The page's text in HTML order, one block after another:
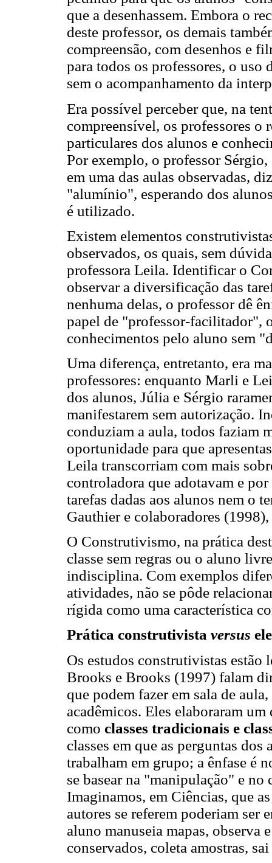
que a desenhassem. Embora o
deste professor, os demais
compreensão, com desenhos e
para todos os professores, o uso
sem o acompanhamento da
Era possível perceber que, na
compreensível, os professores o
particulares dos alunos e
Por exemplo, o professor
em uma das aulas observadas,
"alumínio", esperando dos
é utilizado.
Existem elementos
observados, os quais, sem
professora Leila. Identificar o
observar a diversificação das
nenhuma delas, o professor dê
papel de "professor-facilitador",
conhecimentos pelo aluno sem
Uma diferença, entretanto, era
professores: enquanto Marli e
dos alunos, Júlia e Sérgio
manifestarem sem autorização.
conduziam a aula, todos faziam
oportunidade para que
Leila transcorriam com mais
controladora que adotavam e
tarefas dadas aos alunos nem o
Gauthier e colaboradores
O Construtivismo, na prática
classe sem regras ou o aluno
indisciplina. Com exemplos
atividades, não se pôde
rígida como uma característica
Prática construtivista versus
Os estudos construtivistas estão
Brooks e Brooks (1997) falam
que podem fazer em sala de
acadêmicos. Eles elaboraram
como classes tradicionais e
classes em que as perguntas
trabalham em grupo; a ênfase é
se basear na "manipulação" e
Imaginamos, em Ciências, que
autores se referem poderiam ser
aluno manuseia mapas, observa
conservados, coleta amostras,